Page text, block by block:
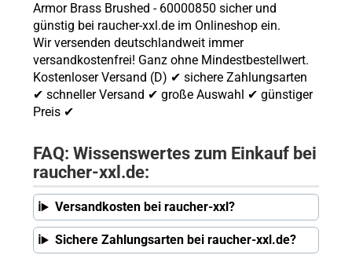
Armor Brass Brushed - 60000850 sicher und
günstig bei raucher-xxl.de im Onlineshop ein.
Wir versenden deutschlandweit immer
versandkostenfrei! Ganz ohne Mindestbestellwert.
Kostenloser Versand (D) ✔ sichere Zahlungsarten
✔ schneller Versand ✔ große Auswahl ✔ günstiger
Preis ✔
FAQ: Wissenswertes zum Einkauf bei
raucher-xxl.de:
Versandkosten bei raucher-xxl?
Sichere Zahlungsarten bei raucher-xxl.de?